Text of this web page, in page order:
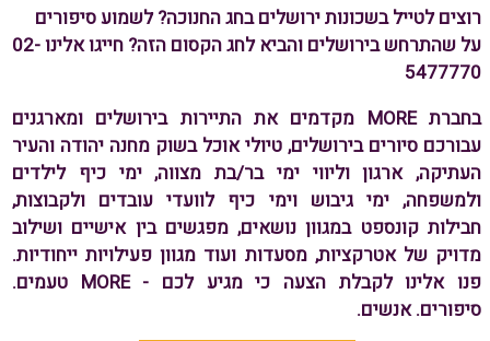
רוצים לטייל בשכונות ירושלים בחג החנוכה? לשמוע סיפורים
על שהתרחש בירושלים והביא לחג הקסום הזה? חייגו אלינו 02-
5477770
בחברת MORE מקדמים את התיירות בירושלים ומארגנים
עבורכם סיורים בירושלים, טיולי אוכל בשוק מחנה יהודה והעיר
העתיקה, ארגון וליווי ימי בר/בת מצווה, ימי כיף לילדים
ולמשפחה, ימי גיבוש וימי כיף לוועדי עובדים ולקבוצות,
חבילות קונספט במגוון נושאים, מפגשים בין אישיים ושילוב
מדויק של אטרקציות, מסעדות ועוד מגוון פעילויות ייחודיות.
פנו אלינו לקבלת הצעה כי מגיע לכם - MORE טעמים.
סיפורים. אנשים.